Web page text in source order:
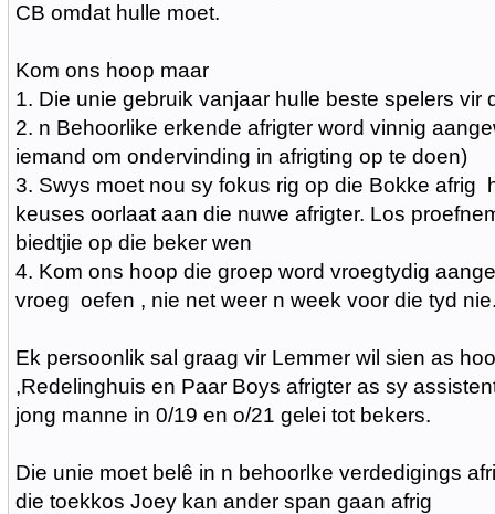
CB omdat hulle moet.
Kom ons hoop maar
1. Die unie gebruik vanjaar hulle beste spelers vir
2. n Behoorlike erkende afrigter word vinnig
iemand om ondervinding in afrigting op te doen)
3. Swys moet nou sy fokus rig op die Bokke afrig
keuses oorlaat aan die nuwe afrigter. Los
biedtjie op die beker wen
4. Kom ons hoop die groep word vroegtydig
vroeg oefen , nie net weer n week voor die tyd
Ek persoonlik sal graag vir Lemmer wil sien as
,Redelinghuis en Paar Boys afrigter as sy
jong manne in 0/19 en o/21 gelei tot bekers.
Die unie moet belê in n behoorlke verdedigings
die toekkos Joey kan ander span gaan afrig